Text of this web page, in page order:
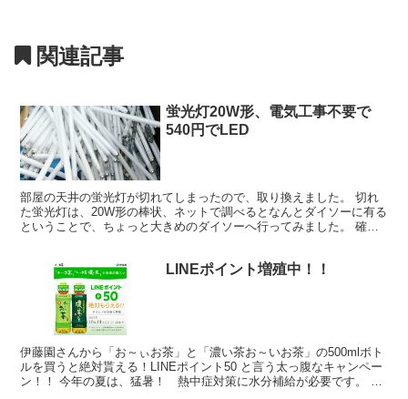
関連記事
蛍光灯20W形、電気工事不要で
540円でLED
部屋の天井の蛍光灯が切れてしまったので、取り換えました。 切れ
た蛍光灯は、20W形の棒状、ネットで調べるとなんとダイソーに有る
ということで、ちょっと大きめのダイソーへ行ってみました。 確か
LINEポイント増殖中！！
伊藤園さんから「お～ぃお茶」と「濃い茶お～いお茶」の500mlボト
ルを買うと絶対貰える！LINEポイント50 と言う太っ腹なキャンペー
ン！！ 今年の夏は、猛暑！ 熱中症対策に水分補給が必要です。 い